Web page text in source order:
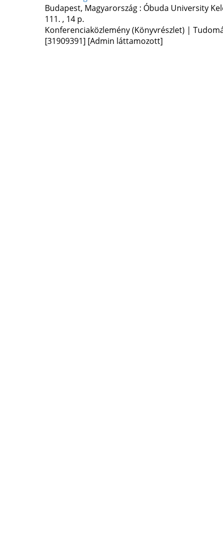
Budapest, Magyarország : Óbuda University
111. , 14 p.
Konferenciaközlemény (Könyvrészlet) |
[31909391] [Admin láttamozott]